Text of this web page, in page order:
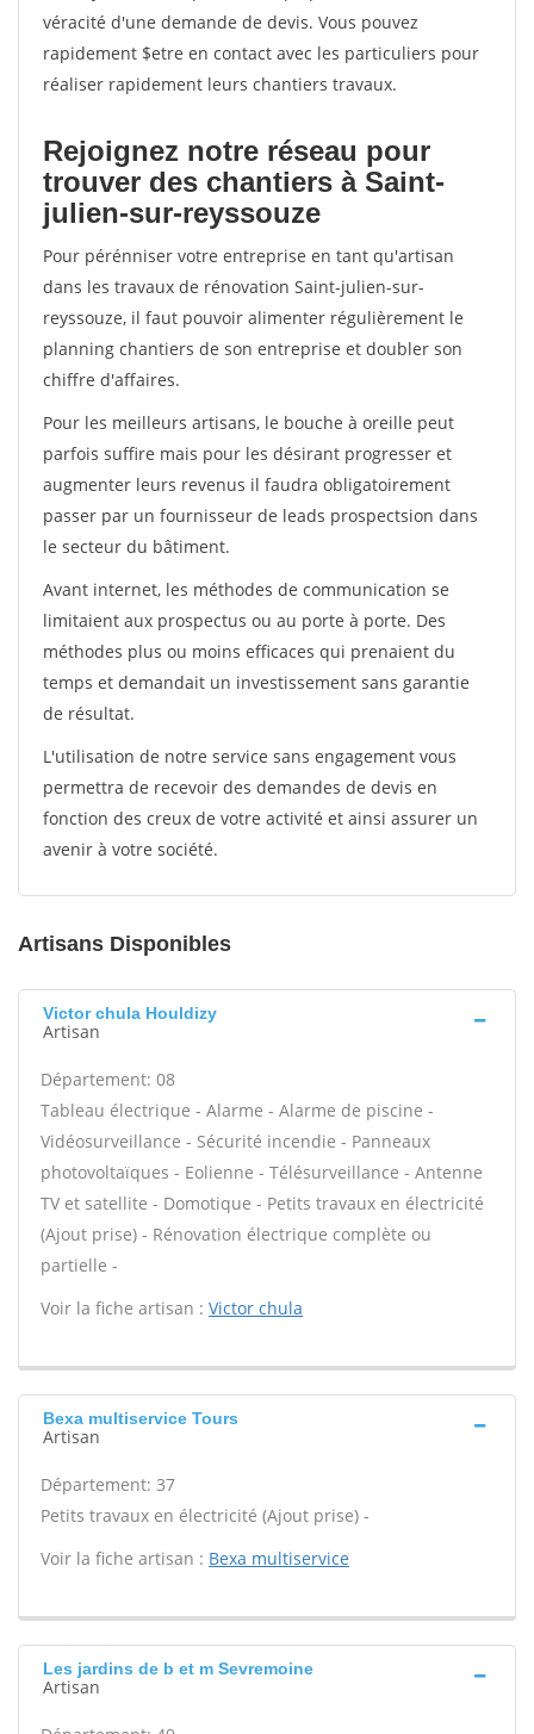
véracité d'une demande de devis. Vous pouvez
rapidement $etre en contact avec les particuliers pour
réaliser rapidement leurs chantiers travaux.
Rejoignez notre réseau pour
trouver des chantiers à Saint-
julien-sur-reyssouze
Pour pérénniser votre entreprise en tant qu'artisan
dans les travaux de rénovation Saint-julien-sur-
reyssouze, il faut pouvoir alimenter régulièrement le
planning chantiers de son entreprise et doubler son
chiffre d'affaires.
Pour les meilleurs artisans, le bouche à oreille peut
parfois suffire mais pour les désirant progresser et
augmenter leurs revenus il faudra obligatoirement
passer par un fournisseur de leads prospectsion dans
le secteur du bâtiment.
Avant internet, les méthodes de communication se
limitaient aux prospectus ou au porte à porte. Des
méthodes plus ou moins efficaces qui prenaient du
temps et demandait un investissement sans garantie
de résultat.
L'utilisation de notre service sans engagement vous
permettra de recevoir des demandes de devis en
fonction des creux de votre activité et ainsi assurer un
avenir à votre société.
Artisans Disponibles
Victor chula Houldizy
Artisan
Département: 08
Tableau électrique - Alarme - Alarme de piscine -
Vidéosurveillance - Sécurité incendie - Panneaux
photovoltaïques - Eolienne - Télésurveillance - Antenne
TV et satellite - Domotique - Petits travaux en électricité
(Ajout prise) - Rénovation électrique complète ou
partielle -
Voir la fiche artisan : Victor chula
Bexa multiservice Tours
Artisan
Département: 37
Petits travaux en électricité (Ajout prise) -
Voir la fiche artisan : Bexa multiservice
Les jardins de b et m Sevremoine
Artisan